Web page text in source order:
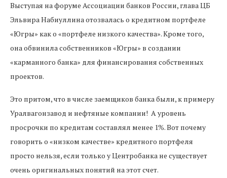
Выступая на форуме Ассоциации банков России, глава ЦБ
Эльвира Набиуллина отозвалась о кредитном портфеле
«Югры» как о «портфеле низкого качества». Кроме того,
она обвинила собственников «Югры» в создании
«карманного банка» для финансирования собственных
проектов.
Это притом, что в числе заемщиков банка были, к примеру
Уралвагонзавод и нефтяные компании! А уровень
просрочки по кредитам составлял менее 1%. Вот почему
говорить о «низком качестве» кредитного портфеля
просто нельзя, если только у Центробанка не существует
очень оригинальных понятий на этот счет.